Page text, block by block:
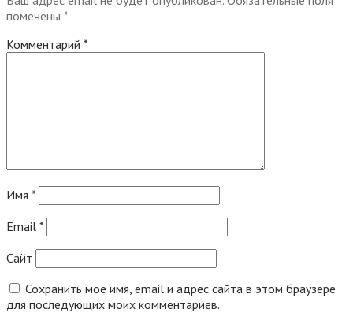
помечены *
Комментарий *
Имя *
Email *
Сайт
Сохранить моё имя, email и адрес сайта в этом браузере
для последующих моих комментариев.